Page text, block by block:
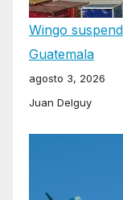
Wingo
Guatemala
agosto 3, 2026
Juan Delguy